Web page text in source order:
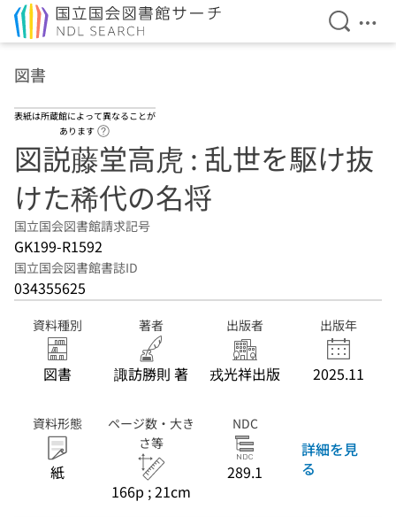
検索を
メ
図書
表紙は所蔵館によって異なることが
あります
図説藤堂高虎 : 乱世を駆け抜
けた稀代の名将
国立国会図書館請求記号
GK199-R1592
国立国会図書館書誌ID
034355625
資料種別
図書
著者
諏訪勝則 著
出版者
戎光祥出版
出版年
2025.11
資料形態
紙
ページ数・大き
さ等
166p ; 21cm
NDC
289.1
詳細を見
る